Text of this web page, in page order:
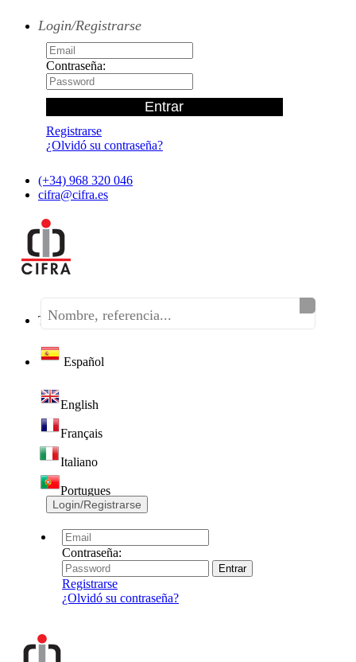
Login/Registrarse
Contraseña:
Registrarse
¿Olvidó su contraseña?
(+34) 968 320 046
cifra@cifra.es
Teléfono:(+34) 968 320 046
Español
English
Français
Italiano
Portugues
Login/Registrarse
Contraseña:
Registrarse
¿Olvidó su contraseña?